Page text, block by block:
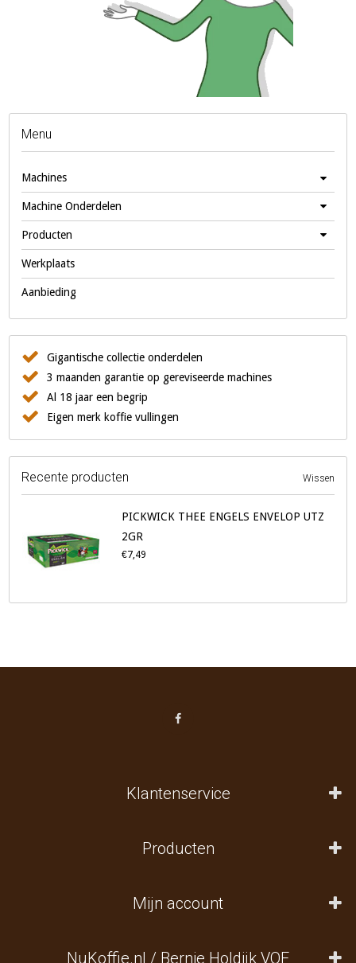
Menu
Machines
Machine Onderdelen
Producten
Werkplaats
Aanbieding
Gigantische collectie onderdelen
3 maanden garantie op gereviseerde machines
Al 18 jaar een begrip
Eigen merk koffie vullingen
Recente producten Wissen
PICKWICK THEE ENGELS ENVELOP UTZ
2GR
€7,49
Klantenservice
Producten
Mijn account
NuKoffie.nl / Bernie Holdijk VOF